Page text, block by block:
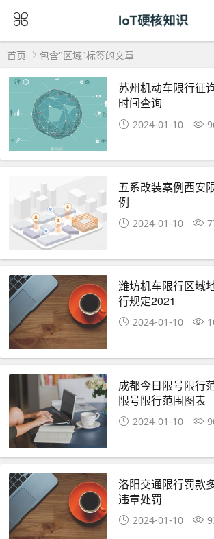
首页 包含"区域"标签的文章
苏州机动车限行征
时间查询
2024-01-10
五系改装案例西安
例
2024-01-10
潍坊机车限行区域
行规定2021
2024-01-10
成都今日限号限行
限号限行范围图表
2024-01-10
洛阳交通限行罚款
违章处罚
2024-01-10